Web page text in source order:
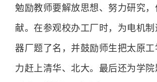
勉励教师要解放思想、努力研究
献。在参观校办工厂时，为电机
器厂题了名，并鼓励师生把太原
力赶上清华、北大。最后还为学院